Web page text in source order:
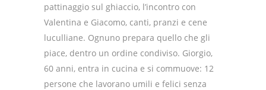
pattinaggio sul ghiaccio, l’incontro con
Valentina e Giacomo, canti, pranzi e cene
luculliane. Ognuno prepara quello che gli
piace, dentro un ordine condiviso. Giorgio,
60 anni, entra in cucina e si commuove: 12
persone che lavorano umili e felici senza